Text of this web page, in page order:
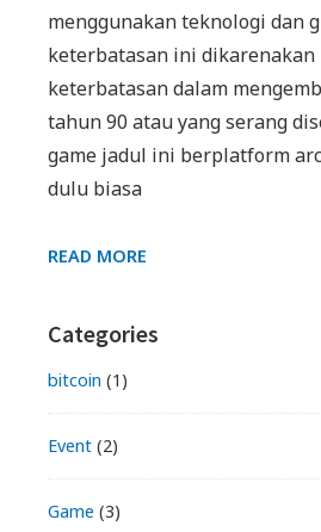
menggunakan teknologi dan
keterbatasan ini dikarenakan
keterbatasan dalam
tahun 90 atau yang serang
game jadul ini berplatform
dulu biasa
READ MORE
AN
Primary
Sidebar
Categories
bitcoin (1)
Event (2)
Game (3)